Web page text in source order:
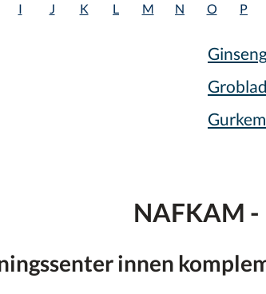
I J K L M N O P
Groblad
NAFKAM -
innen